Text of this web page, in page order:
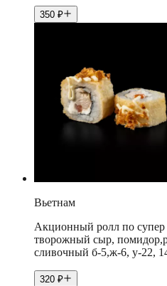
350 ₽
Вьетнам
Акционный ролл по супер
творожный сыр,
сливочный б-5,ж-6, у-22,
320 ₽